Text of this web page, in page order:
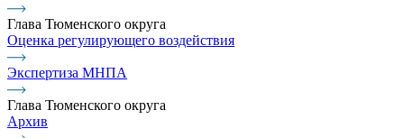
Глава Тюменского округа
Оценка регулирующего воздействия
Экспертиза МНПА
Глава Тюменского округа
Архив